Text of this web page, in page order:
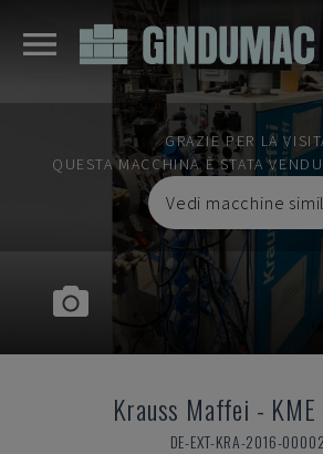
GRAZIE PER LA
QUESTA MACCHINA È STATA
Vedi macchine
Krauss Maffei -
DE-EXT-KRA-2016-00002